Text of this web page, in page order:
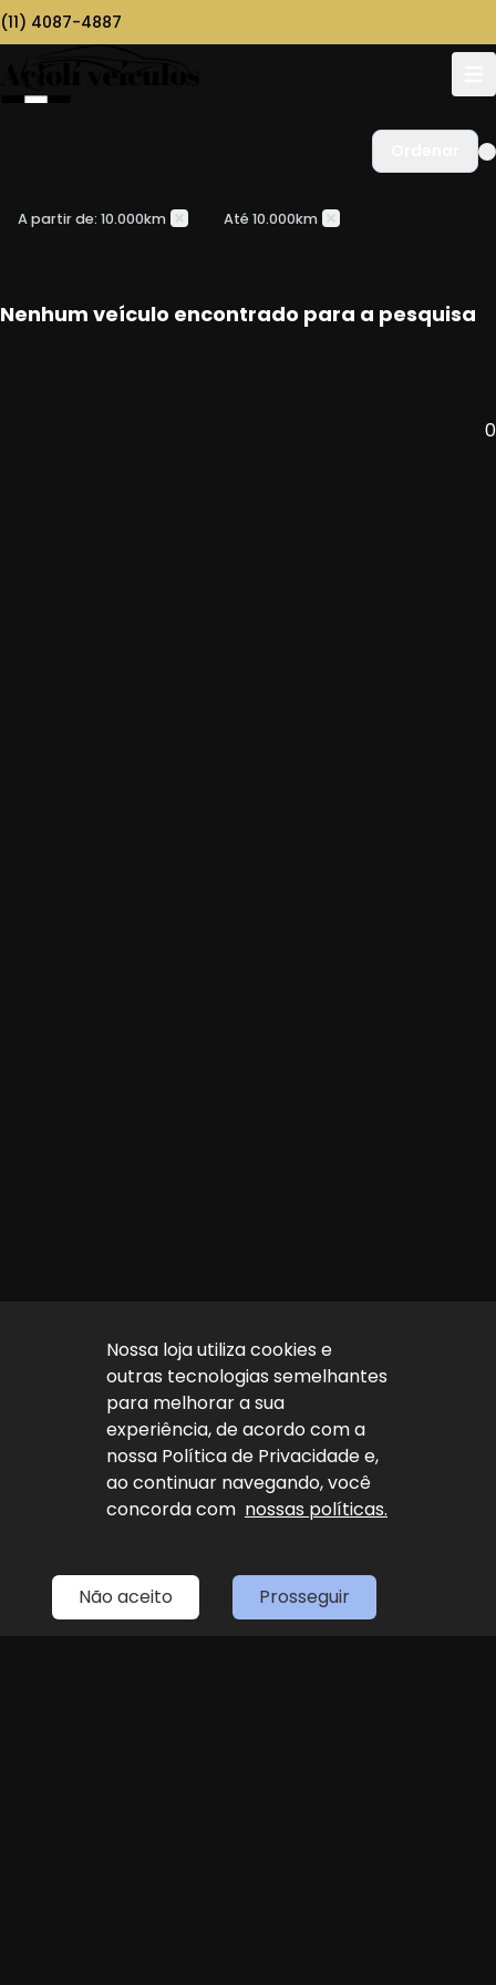
(11) 4087-4887
A partir de: 10.000km Até 10.000km
Nenhum veículo encontrado para a pesquisa
0
HomeEstoqueFale ConoscoSobre Nós
Entre em contato
(11) 4087-4887
Nossa loja utiliza cookies e
outras tecnologias semelhantes
para melhorar a sua
experiência, de acordo com a
nossa Política de Privacidade e,
ao continuar navegando, você
concorda com nossas políticas.
Não aceito Prosseguir